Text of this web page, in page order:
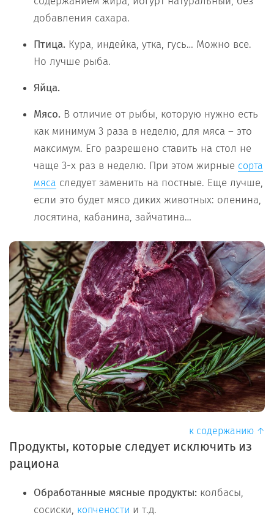
добавления сахара.
Птица. Кура, индейка, утка, гусь… Можно все.
Но лучше рыба.
Яйца.
Мясо. В отличие от рыбы, которую нужно есть
как минимум 3 раза в неделю, для мяса – это
максимум. Его разрешено ставить на стол не
чаще 3-х раз в неделю. При этом жирные сорта
мяса следует заменить на постные. Еще лучше,
если это будет мясо диких животных: оленина,
лосятина, кабанина, зайчатина…
к содержанию ↑
Продукты, которые следует исключить из
рациона
Обработанные мясные продукты: колбасы,
сосиски, копчености и т.д.